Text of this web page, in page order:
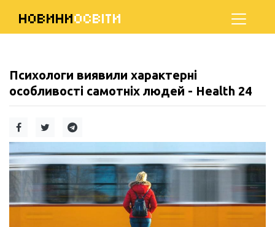
НОВИНИОСВІТИ
Психологи виявили характерні
особливості самотніх людей - Health 24